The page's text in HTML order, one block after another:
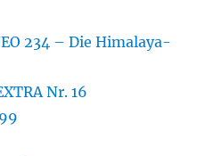
234 – Die Himalaya-
Nr. 16